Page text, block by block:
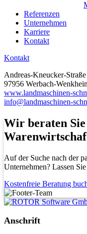
Referenzen
Unternehmen
Karriere
Kontakt
Kontakt
Andreas-Kneucker-Straße
97956 Werbach-
www.landmaschinen-
info@landmaschinen-
Wir beraten
Auf der Suche nach der
Unternehmen? Lassen
Kostenfreie Beratung
Anschrift